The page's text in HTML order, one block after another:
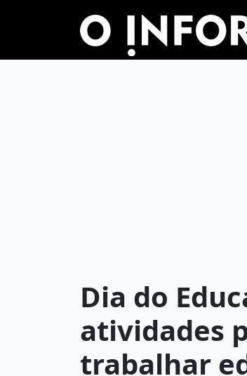
Dia do
atividades
trabalhar